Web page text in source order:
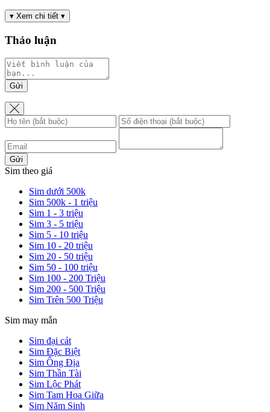
▾ Xem chi tiết ▾
Thảo luận
Gửi
Gửi
Sim theo giá
Sim dưới 500k
Sim 500k - 1 triệu
Sim 1 - 3 triệu
Sim 3 - 5 triệu
Sim 5 - 10 triệu
Sim 10 - 20 triệu
Sim 20 - 50 triệu
Sim 50 - 100 triệu
Sim 100 - 200 Triệu
Sim 200 - 500 Triệu
Sim Trên 500 Triệu
Sim may mắn
Sim đại cát
Sim Đặc Biệt
Sim Ông Địa
Sim Thần Tài
Sim Lộc Phát
Sim Tam Hoa Giữa
Sim Năm Sinh